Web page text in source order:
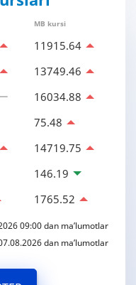
MB kursi
11915.64
13749.46
16034.88
75.48
14719.75
146.19
1765.52
09:00 dan ma’lumotlar
dan ma’lumotlar